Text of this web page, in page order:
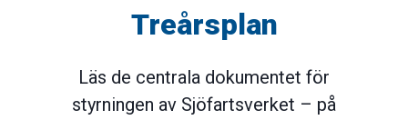
Treårsplan
Läs de centrala dokumentet för
styrningen av Sjöfartsverket – på